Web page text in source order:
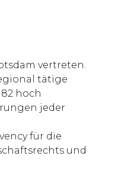
vertreten.
tätige
hoch
jeder
für die
und